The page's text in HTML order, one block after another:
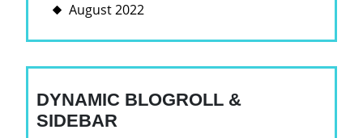
August 2022
DYNAMIC BLOGROLL &
SIDEBAR